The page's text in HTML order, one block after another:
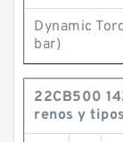
Dynamic
bar)
22CB500
renos y